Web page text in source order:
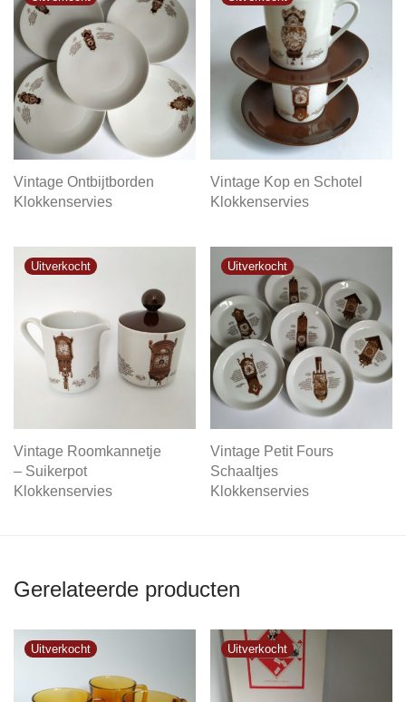
Vintage Ontbijtborden
Klokkenservies
Vintage Kop en Schotel
Klokkenservies
Vintage Roomkannetje
– Suikerpot
Klokkenservies
Vintage Petit Fours
Schaaltjes
Klokkenservies
Gerelateerde producten